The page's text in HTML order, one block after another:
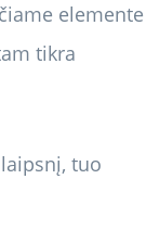
elemente
tikra
tuo